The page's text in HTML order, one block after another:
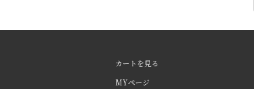
カートを見る
MYページ